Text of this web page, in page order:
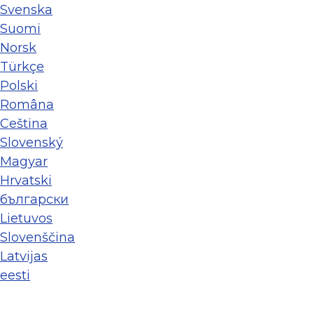
Svenska
Suomi
Norsk
Türkçe
Polski
Româna
Ceština
Slovenský
Magyar
Hrvatski
български
Lietuvos
Slovenščina
Latvijas
eesti